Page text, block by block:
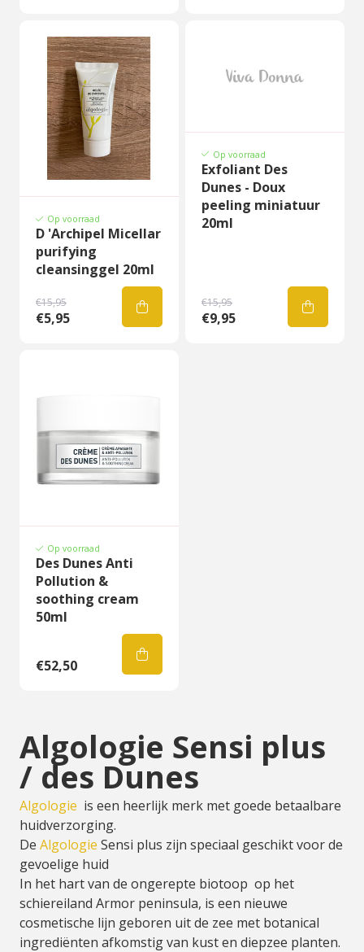
Op voorraad
D 'Archipel Micellar
purifying
cleansinggel 20ml
€15,95
€5,95
Op voorraad
Exfoliant Des
Dunes - Doux
peeling miniatuur
20ml
€15,95
€9,95
Op voorraad
Des Dunes Anti
Pollution &
soothing cream
50ml
€52,50
Algologie Sensi plus
/ des Dunes
Algologie is een heerlijk merk met goede betaalbare
huidverzorging.
De Algologie Sensi plus zijn speciaal geschikt voor de
gevoelige huid
In het hart van de ongerepte biotoop op het
schiereiland Armor peninsula, is een nieuwe
cosmetische lijn geboren uit de zee met botanical
ingrediënten afkomstig van kust en diepzee planten.